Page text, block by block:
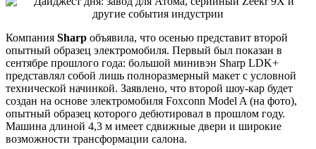
Компания Sharp объявила, что осенью представит второй
опытный образец электромобиля. Первый был показан в
сентябре прошлого года: большой минивэн Sharp LDK+
представлял собой лишь полноразмерный макет с условной
технической начинкой. Заявлено, что второй шоу-кар будет
создан на основе электромобиля Foxconn Model A (на фото),
опытный образец которого дебютировал в прошлом году.
Машина длиной 4,3 м имеет сдвижные двери и широкие
возможности трансформации салона.